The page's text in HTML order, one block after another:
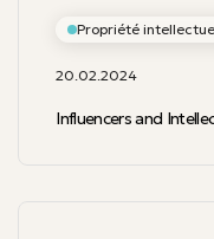
Propriété
20.02.2024
Influencers and